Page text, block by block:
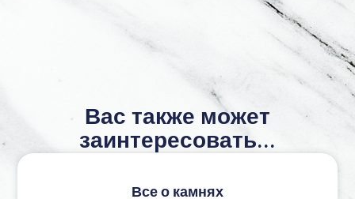
Вас также может
заинтересовать...
Все о камнях